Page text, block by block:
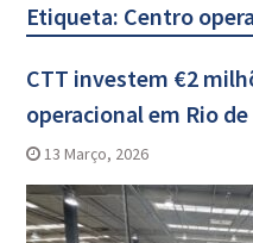
Etiqueta: Centro
CTT investem €2
operacional em Rio
13 Março, 2026